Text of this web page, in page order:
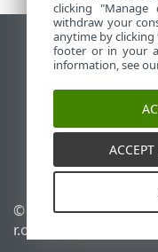
Visualizza sito
End of Life
ESET
ESET Status
Supporto
© 1992 - 2026 ESET,
r.o. - Tutti i diritti
clicking
withdraw your
anytime by
footer or in your
information, see